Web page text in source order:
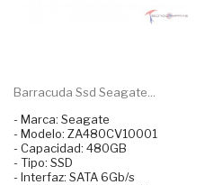
Barracuda Ssd Seagate...
- Marca: Seagate
- Modelo: ZA480CV10001
- Capacidad: 480GB
- Tipo: SSD
- Interfaz: SATA 6Gb/s